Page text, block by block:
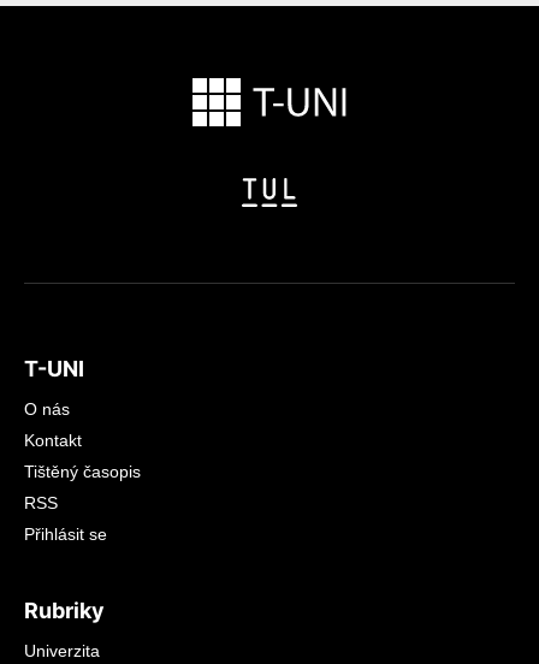
T-UNI
O nás
Kontakt
Tištěný časopis
RSS
Přihlásit se
Rubriky
Univerzita